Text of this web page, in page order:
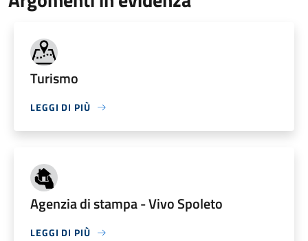
Turismo
LEGGI DI PIÙ
Agenzia di stampa - Vivo Spoleto
LEGGI DI PIÙ